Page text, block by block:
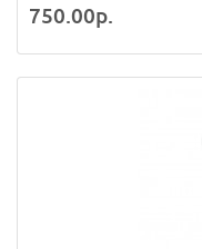
750.00р.